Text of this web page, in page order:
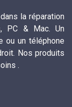
la réparation
PC & Mac. Un
ou un téléphone
Nos produits
.